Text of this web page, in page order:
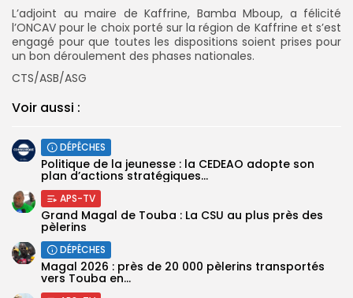
L’adjoint au maire de Kaffrine, Bamba Mboup, a félicité
l’ONCAV pour le choix porté sur la région de Kaffrine et s’est
engagé pour que toutes les dispositions soient prises pour
un bon déroulement des phases nationales.
CTS/ASB/ASG
Voir aussi :
DÉPÊCHES
Politique de la jeunesse : la CEDEAO adopte son
plan d’actions stratégiques...
APS-TV
Grand Magal de Touba : La CSU au plus près des
pèlerins
DÉPÊCHES
Magal 2026 : près de 20 000 pèlerins transportés
vers Touba en...